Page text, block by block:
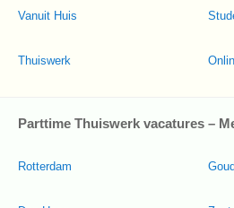
Vanuit Huis
Thuiswerk
Parttime Thuiswerk vacatures –
Rotterdam